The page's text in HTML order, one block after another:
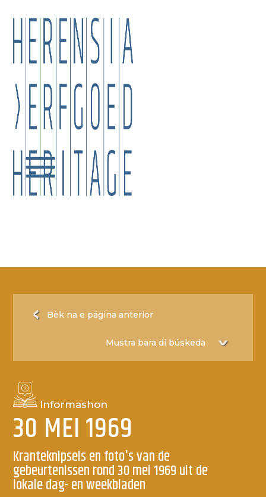
Bèk na e página anterior
Informashon
30 MEI 1969
Kranteknipsels en foto's van de
gebeurtenissen rond 30 mei 1969 uit de
lokale dag- en weekbladen